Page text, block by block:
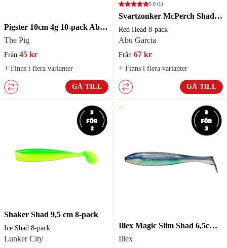
Pigster 10cm 4g 10-pack Abborrejigg
The Pig
Från 45 kr
+ Finns i flera varianter
GÅ TILL
5.0 (1)
Svartzonker McPerch Shad 7,5 cm
Red Head 8-pack
Abu Garcia
Från 67 kr
+ Finns i flera varianter
GÅ TILL
Shaker Shad 9,5 cm 8-pack
Ice Shad 8-pack
Lunker City
Illex Magic Slim Shad 6,5cm 7-pack
Illex